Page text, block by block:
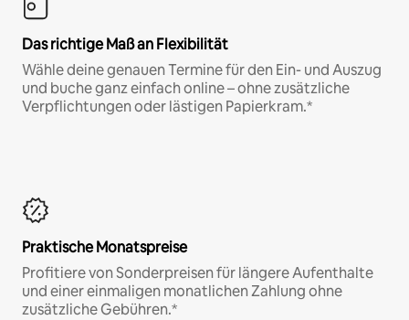
Das richtige Maß an Flexibilität
Wähle deine genauen Termine für den Ein- und Auszug
und buche ganz einfach online – ohne zusätzliche
Verpflichtungen oder lästigen Papierkram.*
Praktische Monatspreise
Profitiere von Sonderpreisen für längere Aufenthalte
und einer einmaligen monatlichen Zahlung ohne
zusätzliche Gebühren.*